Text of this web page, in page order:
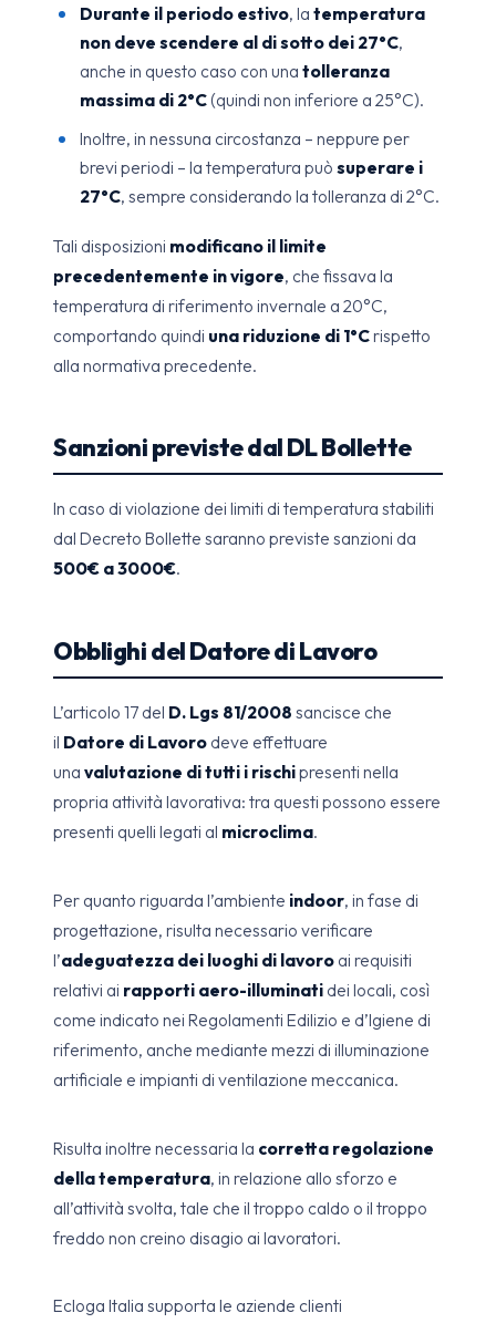
Durante il periodo estivo, la temperatura
non deve scendere al di sotto dei 27°C,
anche in questo caso con una tolleranza
massima di 2°C (quindi non inferiore a 25°C).
Inoltre, in nessuna circostanza – neppure per
brevi periodi – la temperatura può superare i
27°C, sempre considerando la tolleranza di 2°C.
Tali disposizioni modificano il limite
precedentemente in vigore, che fissava la
temperatura di riferimento invernale a 20°C,
comportando quindi una riduzione di 1°Crispetto
alla normativa precedente.
Sanzioni previste dal DL Bollette
In caso di violazione dei limiti di temperatura stabiliti
dal Decreto Bollette saranno previste sanzioni da
500€ a 3000€.
Obblighi del Datore di Lavoro
L’articolo 17 del D. Lgs 81/2008 sancisce che
il Datore di Lavoro deve effettuare
una valutazione di tutti i rischipresenti nella
propria attività lavorativa: tra questi possono essere
presenti quelli legati al microclima.
Per quanto riguarda l’ambiente indoor, in fase di
progettazione, risulta necessario verificare
l’adeguatezza dei luoghi di lavoro ai requisiti
relativi ai rapporti aero-illuminati dei locali, così
come indicato nei Regolamenti Edilizio e d’Igiene di
riferimento, anche mediante mezzi di illuminazione
artificiale e impianti di ventilazione meccanica.
Risulta inoltre necessaria la corretta regolazione
della temperatura, in relazione allo sforzo e
all’attività svolta, tale che il troppo caldo o il troppo
freddo non creino disagio ai lavoratori.
Ecloga Italia supporta le aziende clienti